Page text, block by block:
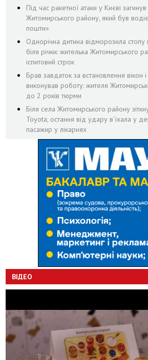
Під час ракетної атаки у Києві
Житомирського району, який був
пошти»
Однорічна дитина відморозила стопу
біля річки: жителька Житомирського
іспитовий строк
Брав завдаток за встановлення вікон
виконував роботу: жителя
до 2 років тюрми
Біля села Житомирського району
Toyota, остання від удару вʼїхала у
пасажир у лікарнях
ВІДЕО